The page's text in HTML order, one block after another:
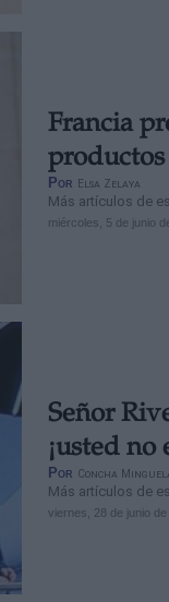
Francia
productos
Por Elsa Zelaya
Más artículos de
miércoles, 5 de junio
Señor
¡usted no
Por Concha
Más artículos de
viernes, 28 de junio de